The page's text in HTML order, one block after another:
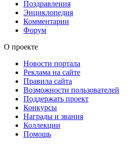
Поздравления
Энциклопедия
Комментарии
Форум
О проекте
Новости портала
Реклама на сайте
Правила сайта
Возможности пользователей
Поддержать проект
Конкурсы
Награды и звания
Коллекции
Помощь